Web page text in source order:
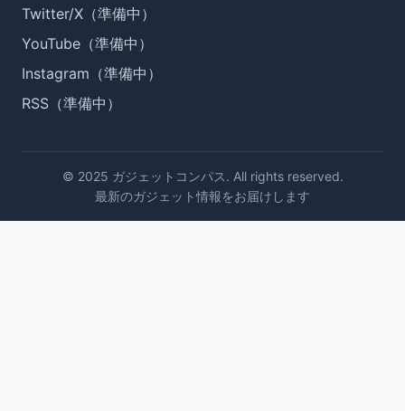
Twitter/X（準備中）
YouTube（準備中）
Instagram（準備中）
RSS（準備中）
© 2025 ガジェットコンパス. All rights reserved.
最新のガジェット情報をお届けします